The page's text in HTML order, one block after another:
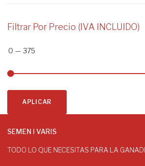
Filtrar Por Precio (IVA INCLUIDO)
0 — 375
APLICAR
SEMEN I VARIS
TODO LO QUE NECESITAS PARA LA